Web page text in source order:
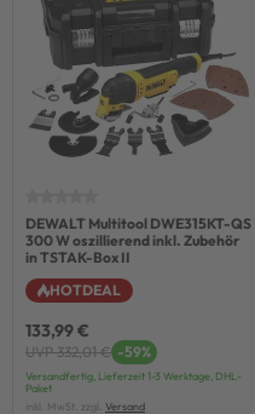
DEWALT Multitool DWE315KT-QS
300 W oszillierend inkl. Zubehör
in TSTAK-Box II
HOTDEAL
133,99 €
UVP 332,01 € -59%
Versandfertig, Lieferzeit 1-3 Werktage, DHL-
Paket
inkl. MwSt. zzgl. Versand